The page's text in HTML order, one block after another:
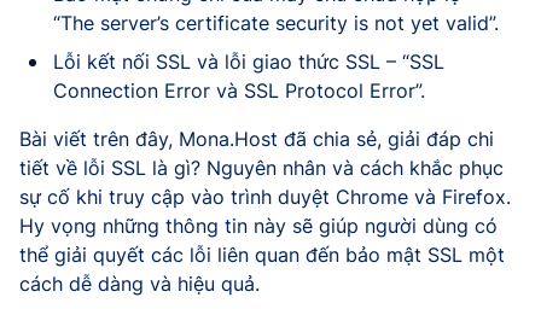
“The server’s certificate security is not yet valid”.
Lỗi kết nối SSL và lỗi giao thức SSL – “SSL
Connection Error và SSL Protocol Error”.
Bài viết trên đây, Mona.Host đã chia sẻ, giải đáp chi
tiết về lỗi SSL là gì? Nguyên nhân và cách khắc phục
sự cố khi truy cập vào trình duyệt Chrome và Firefox.
Hy vọng những thông tin này sẽ giúp người dùng có
thể giải quyết các lỗi liên quan đến bảo mật SSL một
cách dễ dàng và hiệu quả.